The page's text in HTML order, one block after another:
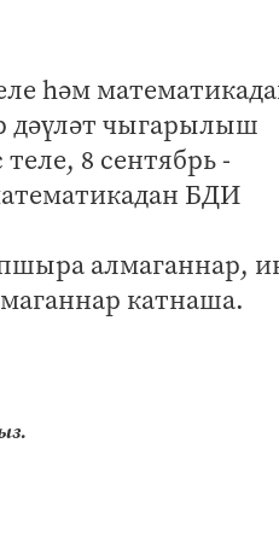
һәм
дәүләт чыгарылыш
8 сентябрь -
БДИ
алмаганнар,
катнаша.